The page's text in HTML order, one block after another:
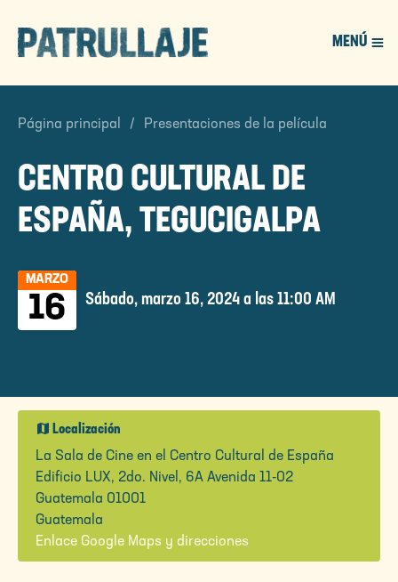
PATROL
MENÚ
Página principal Presentaciones de la película
CENTRO CULTURAL DE
ESPAÑA, TEGUCIGALPA
MARZO
16 Sábado, marzo 16, 2024 a las 11:00 AM
map Localización
La Sala de Cine en el Centro Cultural de España
Edificio LUX, 2do. Nivel, 6A Avenida 11-02
Guatemala 01001
Guatemala
Enlace Google Maps y direcciones